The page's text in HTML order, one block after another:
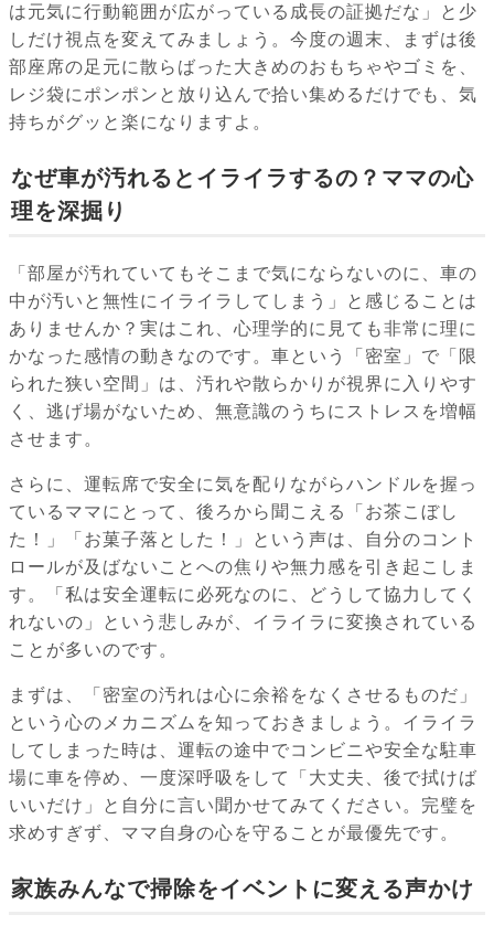
は元気に行動範囲が広がっている成長の証拠だな」と少
しだけ視点を変えてみましょう。今度の週末、まずは後
部座席の足元に散らばった大きめのおもちゃやゴミを、
レジ袋にポンポンと放り込んで拾い集めるだけでも、気
持ちがグッと楽になりますよ。
なぜ車が汚れるとイライラするの？ママの心
理を深掘り
「部屋が汚れていてもそこまで気にならないのに、車の
中が汚いと無性にイライラしてしまう」と感じることは
ありませんか？実はこれ、心理学的に見ても非常に理に
かなった感情の動きなのです。車という「密室」で「限
られた狭い空間」は、汚れや散らかりが視界に入りやす
く、逃げ場がないため、無意識のうちにストレスを増幅
させます。
さらに、運転席で安全に気を配りながらハンドルを握っ
ているママにとって、後ろから聞こえる「お茶こぼし
た！」「お菓子落とした！」という声は、自分のコント
ロールが及ばないことへの焦りや無力感を引き起こしま
す。「私は安全運転に必死なのに、どうして協力してく
れないの」という悲しみが、イライラに変換されている
ことが多いのです。
まずは、「密室の汚れは心に余裕をなくさせるものだ」
という心のメカニズムを知っておきましょう。イライラ
してしまった時は、運転の途中でコンビニや安全な駐車
場に車を停め、一度深呼吸をして「大丈夫、後で拭けば
いいだけ」と自分に言い聞かせてみてください。完璧を
求めすぎず、ママ自身の心を守ることが最優先です。
家族みんなで掃除をイベントに変える声かけ